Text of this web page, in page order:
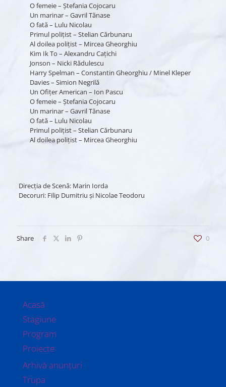
O femeie – Ştefania Cojocaru
Un marinar – Gavril Tănase
O fată – Lulu Nicolau
Primul poliţist – Stelian Cărbunaru
Al doilea poliţist – Mircea Gheorghiu
Kim Ik To – Alexandru Caţichi
Jonson – Nicki Rădulescu
Harry Spelman – Constantin Gheorghiu / Minel Kleper
Davies – Simion Negrilă
Un Ofiţer American – Ion Pascu
O femeie – Ştefania Cojocaru
Un marinar – Gavril Tănase
O fată – Lulu Nicolau
Primul poliţist – Stelian Cărbunaru
Al doilea poliţist – Mircea Gheorghiu
Direcţia de Scenă: Marin Iorda
Decoruri: Filip Dumitriu şi Nicolae Teodoru
Share 0
Acasă
Stagiune
Program
Proiecte
Arhivă anunțuri
Trupa